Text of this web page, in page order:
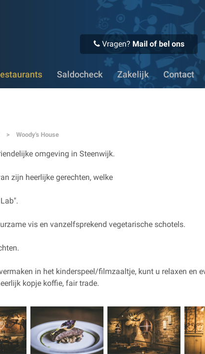
Vragen? Mail of bel ons
Saldocheck Zakelijk Contact
✔ Voor 16:00 uur besteld, vandaag verstuurd ✔
> Woody's House
omgeving in Steenwijk.
zijn heerlijke gerechten, welke
vis en vanzelfsprekend vegetarische schotels.
in het kinderspeel/filmzaaltje, kunt u relaxen en
kopje koffie, fair trade.